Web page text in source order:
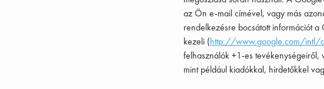
az Ön e-mail címével, vagy más
rendelkezésre bocsátott információt
kezeli (http://www.google.com/
felhasználók +1-es tevékenységeiről,
mint például kiadókkal, hirdetőkkel